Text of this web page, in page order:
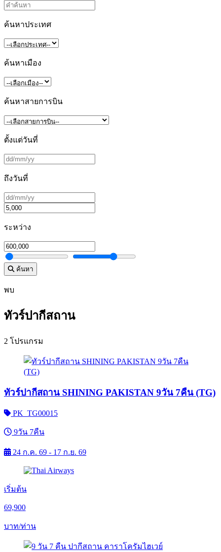
ค้นหาประเทศ
ค้นหาเมือง
ค้นหาสายการบิน
ตั้งแต่วันที่
ถึงวันที่
ระหว่าง
ค้นหา
พบ
ทัวร์ปากีสถาน
2 โปรแกรม
ทัวร์ปากีสถาน SHINING PAKISTAN 9วัน 7คืน (TG)
PK_TG00015
9วัน 7คืน
24 ก.ค. 69 - 17 ก.ย. 69
เริ่มต้น
69,900
บาท/ท่าน